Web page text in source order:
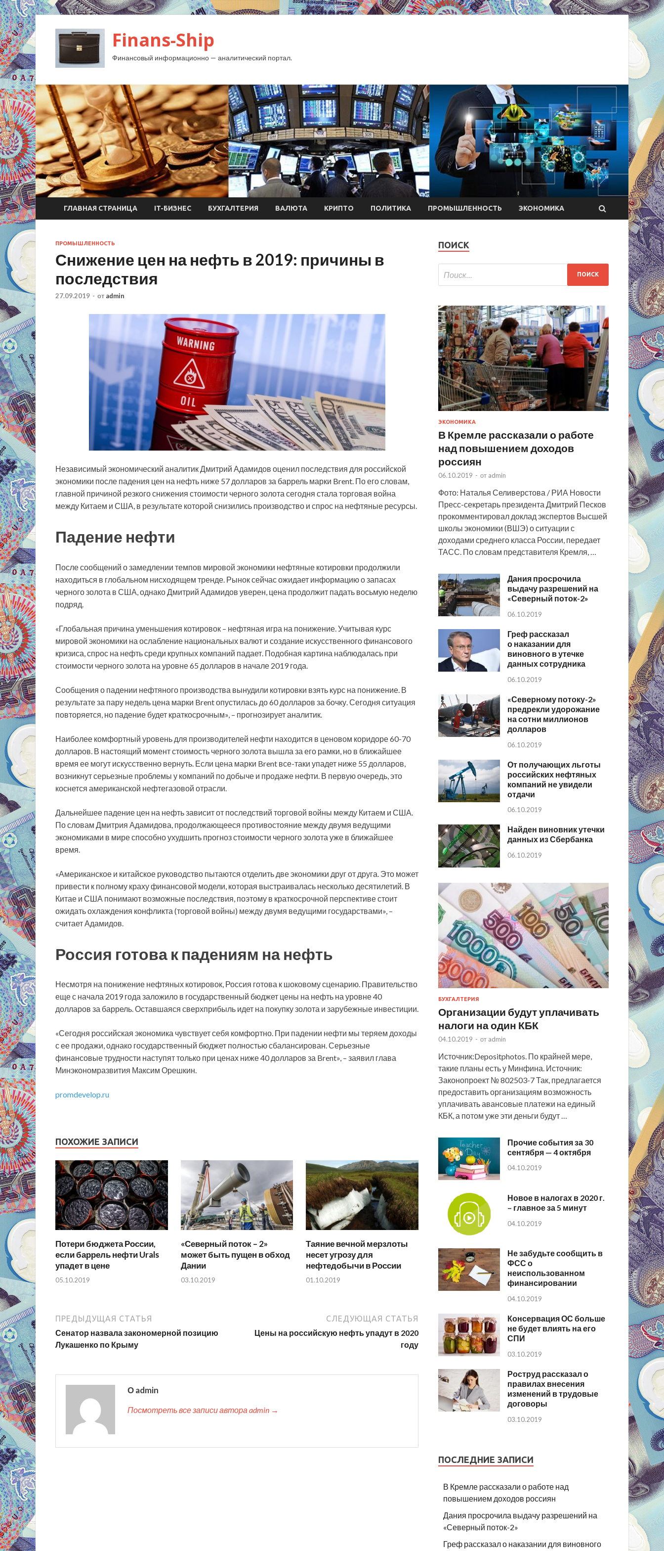
Finans-Ship
Финансовый информационно — аналитический портал.
ГЛАВНАЯ СТРАНИЦА IT-БИЗНЕС БУХГАЛТЕРИЯ ВАЛЮТА КРИПТО ПОЛИТИКА ПРОМЫШЛЕННОСТЬ ЭКОНОМИКА
ПРОМЫШЛЕННОСТЬ
Снижение цен на нефть в 2019: причины в
последствия
27.09.2019 - от admin
Независимый экономический аналитик Дмитрий Адамидов оценил последствия для российской
экономики после падения цен на нефть ниже 57 долларов за баррель марки Brent. По его словам,
главной причиной резкого снижения стоимости черного золота сегодня стала торговая война
между Китаем и США, в результате которой снизились производство и спрос на нефтяные ресурсы.
Падение нефти
После сообщений о замедлении темпов мировой экономики нефтяные котировки продолжили
находиться в глобальном нисходящем тренде. Рынок сейчас ожидает информацию о запасах
черного золота в США, однако Дмитрий Адамидов уверен, цена продолжит падать восьмую неделю
подряд.
«Глобальная причина уменьшения котировок – нефтяная игра на понижение. Учитывая курс
мировой экономики на ослабление национальных валют и создание искусственного финансового
кризиса, спрос на нефть среди крупных компаний падает. Подобная картина наблюдалась при
стоимости черного золота на уровне 65 долларов в начале 2019 года.
Сообщения о падении нефтяного производства вынудили котировки взять курс на понижение. В
результате за пару недель цена марки Brent опустилась до 60 долларов за бочку. Сегодня ситуация
повторяется, но падение будет краткосрочным», – прогнозирует аналитик.
Наиболее комфортный уровень для производителей нефти находится в ценовом коридоре 60-70
долларов. В настоящий момент стоимость черного золота вышла за его рамки, но в ближайшее
время ее могут искусственно вернуть. Если цена марки Brent все-таки упадет ниже 55 долларов,
возникнут серьезные проблемы у компаний по добыче и продаже нефти. В первую очередь, это
коснется американской нефтегазовой отрасли.
Дальнейшее падение цен на нефть зависит от последствий торговой войны между Китаем и США.
По словам Дмитрия Адамидова, продолжающееся противостояние между двумя ведущими
экономиками в мире способно ухудшить прогноз стоимости черного золота уже в ближайшее
время.
«Американское и китайское руководство пытаются отделить две экономики друг от друга. Это может
привести к полному краху финансовой модели, которая выстраивалась несколько десятилетий. В
Китае и США понимают возможные последствия, поэтому в краткосрочной перспективе стоит
ожидать охлаждения конфликта (торговой войны) между двумя ведущими государствами», –
считает Адамидов.
Россия готова к падениям на нефть
Несмотря на понижение нефтяных котировок, Россия готова к шоковому сценарию. Правительство
еще с начала 2019 года заложило в государственный бюджет цены на нефть на уровне 40
долларов за баррель. Оставшаяся сверхприбыль идет на покупку золота и зарубежные инвестиции.
«Сегодня российская экономика чувствует себя комфортно. При падении нефти мы теряем доходы
с ее продажи, однако государственный бюджет полностью сбалансирован. Серьезные
финансовые трудности наступят только при ценах ниже 40 долларов за Brent», – заявил глава
Минэкономразвития Максим Орешкин.
promdevelop.ru
ПОХОЖИЕ ЗАПИСИ
Потери бюджета России,
если баррель нефти Urals
упадет в цене
05.10.2019
«Северный поток – 2»
может быть пущен в обход
Дании
03.10.2019
Таяние вечной мерзлоты
несет угрозу для
нефтедобычи в России
01.10.2019
ПРЕДЫДУЩАЯ СТАТЬЯ
Сенатор назвала закономерной позицию
Лукашенко по Крыму
СЛЕДУЮЩАЯ СТАТЬЯ
Цены на российскую нефть упадут в 2020
году
О admin
Посмотреть все записи автора admin →
ПОИСК
ЭКОНОМИКА
В Кремле рассказали о работе
над повышением доходов
россиян
06.10.2019 - от admin
Фото: Наталья Селиверстова / РИА Новости
Пресс-секретарь президента Дмитрий Песков
прокомментировал доклад экспертов Высшей
школы экономики (ВШЭ) о ситуации с
доходами среднего класса России, передает
ТАСС. По словам представителя Кремля, …
Дания просрочила
выдачу разрешений на
«Северный поток-2»
06.10.2019
Греф рассказал
о наказании для
виновного в утечке
данных сотрудника
06.10.2019
«Северному потоку-2»
предрекли удорожание
на сотни миллионов
долларов
06.10.2019
От получающих льготы
российских нефтяных
компаний не увидели
отдачи
06.10.2019
Найден виновник утечки
данных из Сбербанка
06.10.2019
БУХГАЛТЕРИЯ
Организации будут уплачивать
налоги на один КБК
04.10.2019 - от admin
Источник:Depositphotos. По крайней мере,
такие планы есть у Минфина. Источник:
Законопроект № 802503-7 Так, предлагается
предоставить организациям возможность
уплачивать авансовые платежи на единый
КБК, а потом уже эти деньги будут …
Прочие события за 30
сентября — 4 октября
04.10.2019
Новое в налогах в 2020 г.
– главное за 5 минут
04.10.2019
Не забудьте сообщить в
ФСС о
неиспользованном
финансировании
04.10.2019
Консервация ОС больше
не будет влиять на его
СПИ
03.10.2019
Роструд рассказал о
правилах внесения
изменений в трудовые
договоры
03.10.2019
ПОСЛЕДНИЕ ЗАПИСИ
В Кремле рассказали о работе над
повышением доходов россиян
Дания просрочила выдачу разрешений на
«Северный поток-2»
Греф рассказал о наказании для виновного